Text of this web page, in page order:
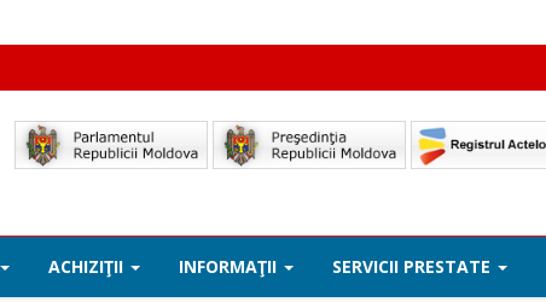
ACHIZIŢII INFORMAŢII SERVICII PRESTATE